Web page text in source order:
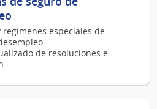
regímenes especiales de
de resoluciones e